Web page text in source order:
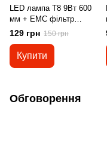
LED лампа T8 9Вт 600
мм + EMC фільтр
4200К 6400К серія PRO
129 грн 150 грн
Купити
Обговорення